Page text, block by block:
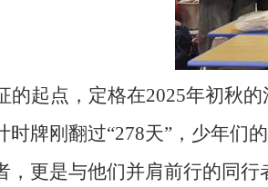
的起点，定格在2025年初秋
时牌刚翻过“278天”，少年们
，更是与他们并肩前行的同行